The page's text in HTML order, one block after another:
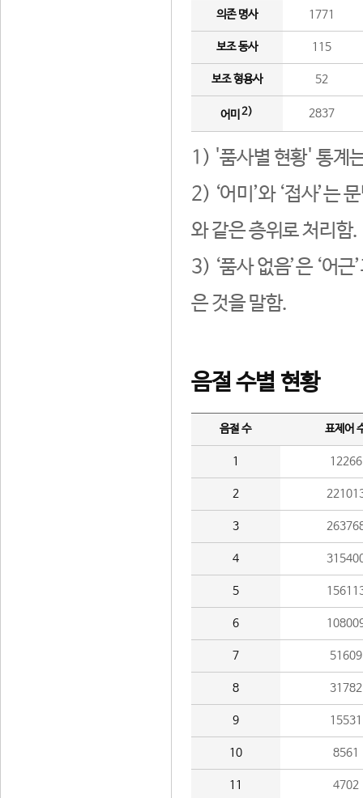
의존 명사 1771
보조 동사 115
보조 형용사 52
어미 2) 2837
1) '품사별 현황' 통계
2) ‘어미’와 ‘접사’는
와 같은 층위로 처리함.
3) ‘품사 없음’은 ‘어
은 것을 말함.
음절 수별 현황
음절 수 표제어
1 12266
2
3
4
5
6
7 51609
8 31782
9 15531
10 8561
11 4702